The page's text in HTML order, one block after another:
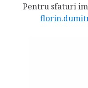
Pentru sfaturi